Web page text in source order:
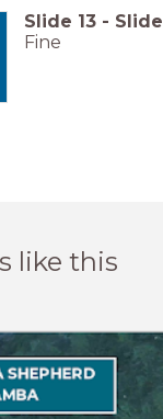
Slide 13 - Slide
Fine
like this